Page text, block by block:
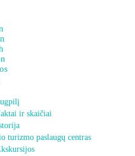
ir skaičiai
turizmo paslaugų centras